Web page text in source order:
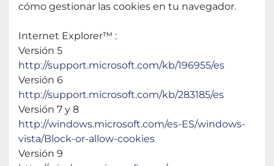
cómo gestionar las cookies en tu navegador.
Internet Explorer™ :
Versión 5
http://support.microsoft.com/kb/196955/es
Versión 6
http://support.microsoft.com/kb/283185/es
Versión 7 y 8
http://windows.microsoft.com/es-ES/windows-
vista/Block-or-allow-cookies
Versión 9